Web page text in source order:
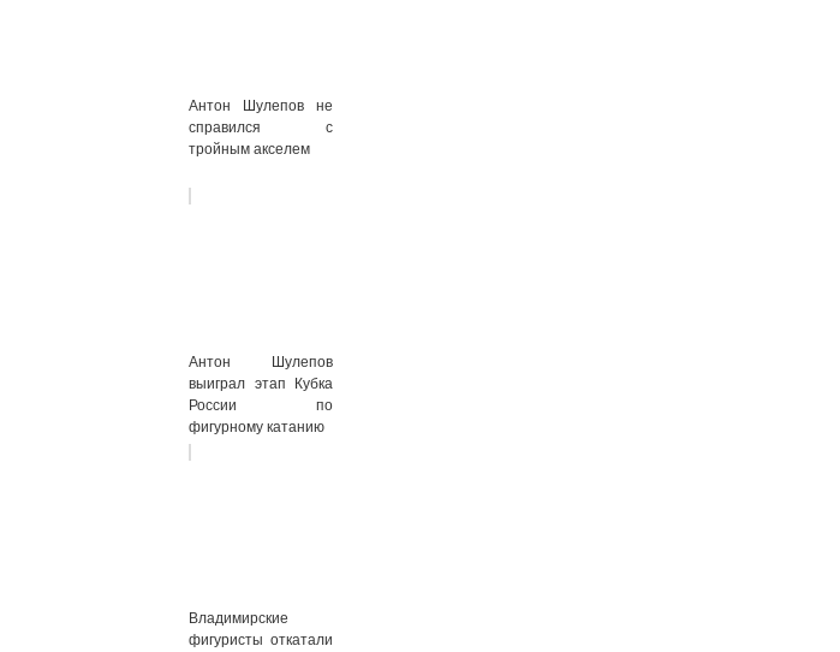
Антон Шулепов не
справился с
тройным акселем
Антон Шулепов
выиграл этап Кубка
России по
фигурному катанию
Владимирские
фигуристы откатали